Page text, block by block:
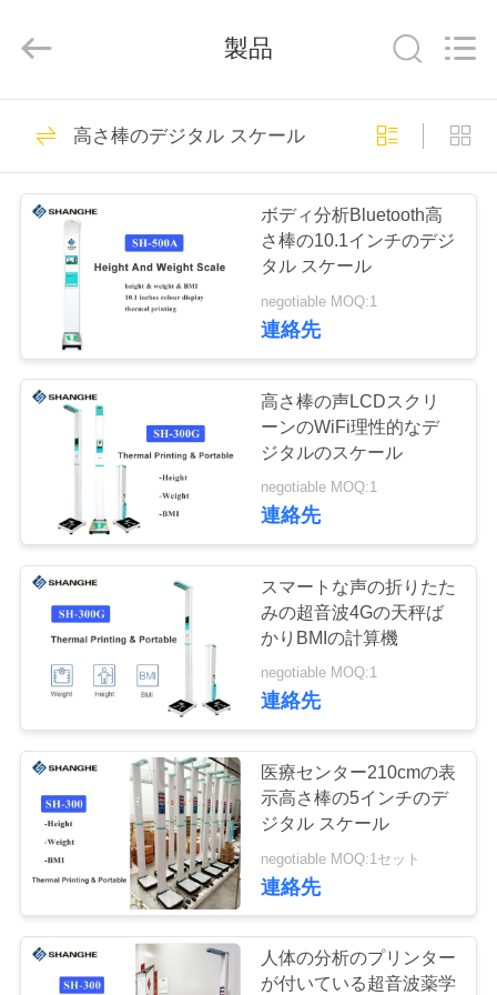
へ
ビ
デ
シ
わ
た
ち
に
2019
shanghe
technology
Reserved.
体重および高さの
スケール
219
医学の高さおよび
重量のスケール
65
bmiの重量のスケー
ル
38
硬貨によって作動
させる天秤ばかり
製品
高さ棒のデジタル スケール
ボディ分析Bluetooth高
さ棒の10.1インチのデジ
タル スケール
negotiable MOQ:1
連絡先
高さ棒の声LCDスクリ
ーンのWiFi理性的なデ
ジタルのスケール
negotiable MOQ:1
連絡先
スマートな声の折りたた
みの超音波4Gの天秤ば
かりBMIの計算機
negotiable MOQ:1
連絡先
医療センター210cmの表
示高さ棒の5インチのデ
ジタル スケール
negotiable MOQ:1セット
連絡先
人体の分析のプリンター
が付いている超音波薬学